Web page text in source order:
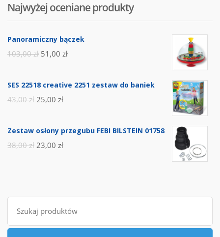
Najwyżej oceniane produkty
Panoramiczny bączek
103,00zł 51,00 zł
SES 22518 creative 2251 zestaw do baniek
43,00zł 25,00 zł
Zestaw osłony przegubu FEBI BILSTEIN 01758
38,00zł 23,00 zł
Szukaj